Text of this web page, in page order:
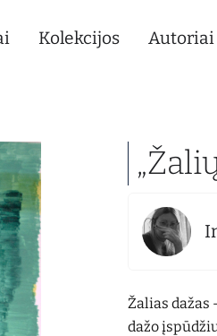
Kolekcijos Autoriai
Žalias dažas
dažo